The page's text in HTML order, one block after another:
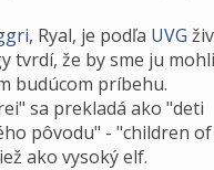
, Ryal, je podľa UVG
tvrdí, že by sme ju
budúcom príbehu.
sa prekladá ako "deti
pôvodu" - "children
ako vysoký elf.